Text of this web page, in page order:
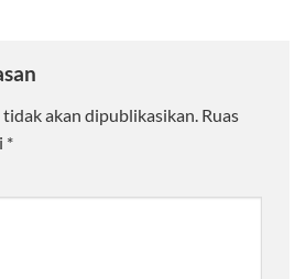
akan dipublikasikan. Ruas
*